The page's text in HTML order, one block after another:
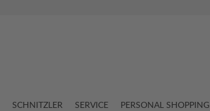
SCHNITZLER SERVICE PERSONAL SHOPPING